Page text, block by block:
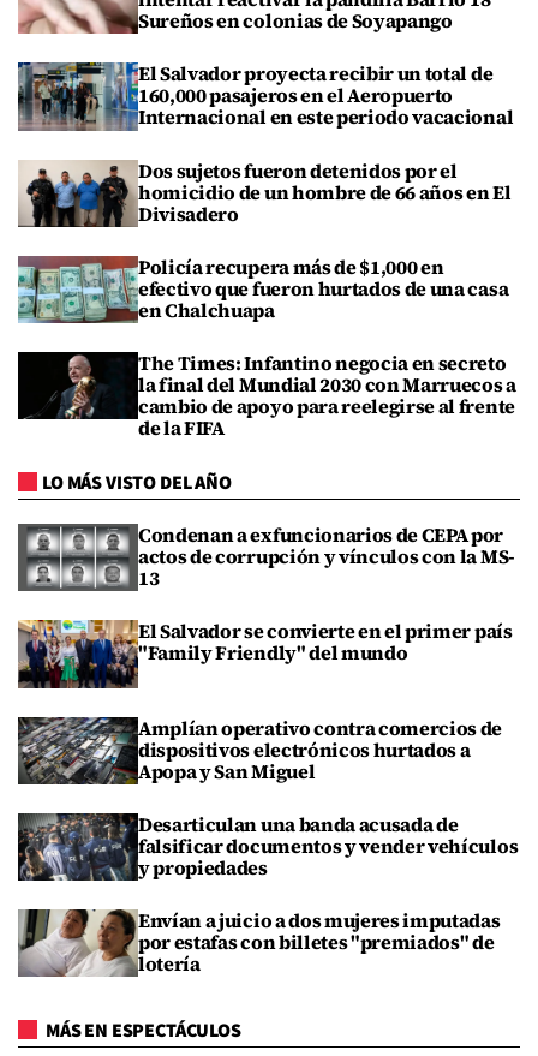
Sureños en colonias de Soyapango
El Salvador proyecta recibir un total de
160,000 pasajeros en el Aeropuerto
Internacional en este periodo vacacional
Dos sujetos fueron detenidos por el
homicidio de un hombre de 66 años en El
Divisadero
Policía recupera más de $1,000 en
efectivo que fueron hurtados de una casa
en Chalchuapa
The Times: Infantino negocia en secreto
la final del Mundial 2030 con Marruecos a
cambio de apoyo para reelegirse al frente
de la FIFA
LO MÁS VISTO DEL AÑO
Condenan a exfuncionarios de CEPA por
actos de corrupción y vínculos con la MS-
13
El Salvador se convierte en el primer país
"Family Friendly" del mundo
Amplían operativo contra comercios de
dispositivos electrónicos hurtados a
Apopa y San Miguel
Desarticulan una banda acusada de
falsificar documentos y vender vehículos
y propiedades
Envían a juicio a dos mujeres imputadas
por estafas con billetes "premiados" de
lotería
MÁS EN ESPECTÁCULOS